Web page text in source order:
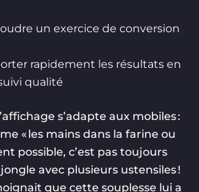
un exercice de conversion
rapidement les résultats en
qualité
s’adapte aux mobiles :
« les mains dans la farine ou
possible, c’est pas toujours
avec plusieurs ustensiles !
que cette souplesse lui a